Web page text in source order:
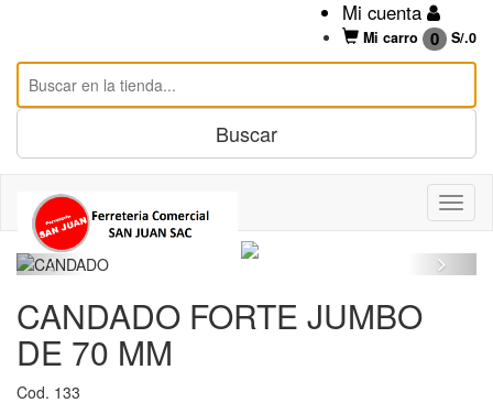
Mi cuenta
Mi carro 0 S/.0
CANDADO FORTE JUMBO
DE 70 MM
Cod. 133